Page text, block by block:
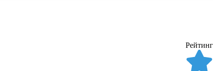
Рейтинг